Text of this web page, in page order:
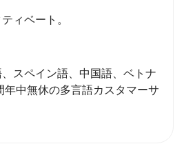
ィベート。
スペイン語、中国語、ベトナ
年中無休の多言語カスタマーサ